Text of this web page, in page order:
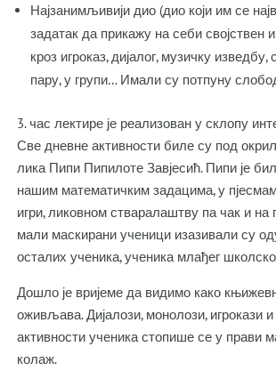
Најзанимљивији дио (дио који им се
задатак да прикажу на себи својствен
кроз игроказ, дијалог, музичку изведбу,
пару, у групи… Имали су потпуну
3. час лектире је реализован у склопу
Све дневне активности биле су под
лика Пипи Пипилоте Завјесић. Пипи је
нашим математичким задацима, у
игри, ликовном стваралаштву па чак и
мали маскирани ученици изазивали су
осталих ученика, ученика млађег
Дошло је вријеме да видимо како
оживљава. Дијалози, монолози, игрокази
активности ученика стопише се у прави
колаж.